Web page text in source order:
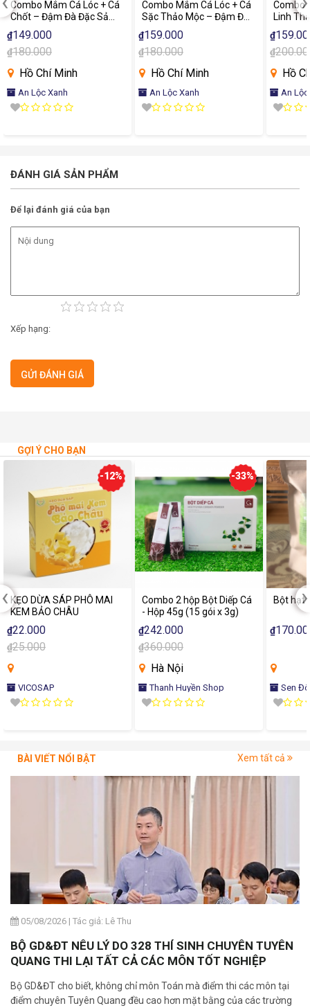
Combo Mắm Cá Lóc + Cá
Chốt – Đậm Đà Đặc Sản
Miền Tây
₫149.000
₫180.000
Hồ Chí Minh
An Lộc Xanh
Combo Mắm Cá Lóc + Cá
Sặc Thảo Mộc – Đậm Đà
Hương Vị Miền Tây
₫159.000
₫180.000
Hồ Chí Minh
An Lộc Xanh
Combo
Linh
Hương
₫
₫
Hồ
An
ĐÁNH GIÁ SẢN PHẨM
Để lại đánh giá của bạn
Xếp hạng:
GỢI Ý CHO BẠN
-12%
KẸO DỪA SÁP PHÔ MAI
KEM BẢO CHÂU
₫22.000
₫25.000
VICOSAP
-33%
Combo 2 hộp Bột Diếp Cá
- Hộp 45g (15 gói x 3g)
₫242.000
₫360.000
Hà Nội
Thanh Huyền Shop
Bột hạt
₫
Sen
‹ ›
BÀI VIẾT NỔI BẬT Xem tất cả
05/08/2026 | Tác giả: Lê Thu
BỘ GD&ĐT NÊU LÝ DO 328 THÍ SINH CHUYÊN TUYÊN
QUANG THI LẠI TẤT CẢ CÁC MÔN TỐT NGHIỆP
Bộ GD&ĐT cho biết, không chỉ môn Toán mà điểm thi các môn tại
điểm chuyên Tuyên Quang đều cao hơn mặt bằng của các trường